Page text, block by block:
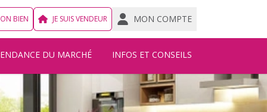
BIEN JE SUIS VENDEUR MON COMPTE
DU MARCHÉ INFOS ET CONSEILS